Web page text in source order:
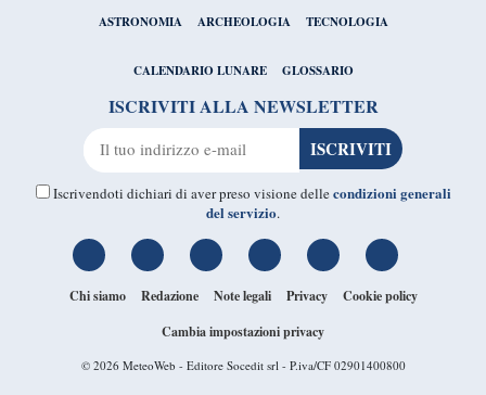
ASTRONOMIA ARCHEOLOGIA TECNOLOGIA
CALENDARIO LUNARE GLOSSARIO
ISCRIVITI ALLA NEWSLETTER
Iscrivendoti dichiari di aver preso visione dellecondizioni generali
del servizio.
Chi siamo Redazione Note legali Privacy
Cookie policy
Cambia impostazioni privacy
© 2026 MeteoWeb - Editore Socedit srl - P.iva/CF 02901400800